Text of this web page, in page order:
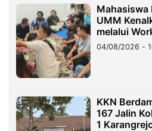
Mahasiswa
UMM
melalui
di Taiwan
04/08/2026 -
KKN
167 Jalin
1